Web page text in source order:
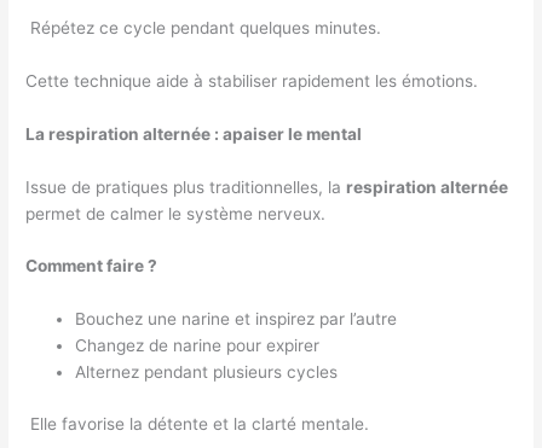
Répétez ce cycle pendant quelques minutes.
Cette technique aide à stabiliser rapidement les émotions.
La respiration alternée : apaiser le mental
Issue de pratiques plus traditionnelles, la respiration alternée
permet de calmer le système nerveux.
Comment faire ?
Bouchez une narine et inspirez par l’autre
Changez de narine pour expirer
Alternez pendant plusieurs cycles
Elle favorise la détente et la clarté mentale.